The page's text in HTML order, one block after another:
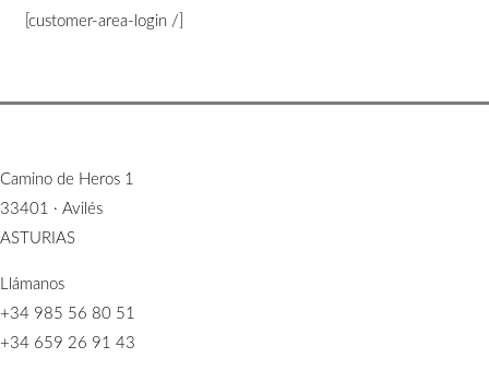
[customer-area-login /]
Camino de Heros 1
33401 · Avilés
ASTURIAS
Llámanos
+34 985 56 80 51
+34 659 26 91 43